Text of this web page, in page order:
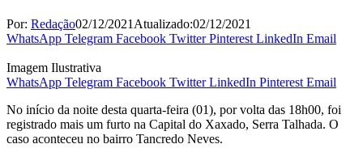
Por: Redação02/12/2021 Atualizado:02/12/2021
WhatsApp Telegram Facebook Twitter Pinterest LinkedIn Email
Imagem Ilustrativa
WhatsApp Telegram Facebook Twitter LinkedIn Pinterest Email
No início da noite desta quarta-feira (01), por volta das 18h00, foi
registrado mais um furto na Capital do Xaxado, Serra Talhada. O
caso aconteceu no bairro Tancredo Neves.